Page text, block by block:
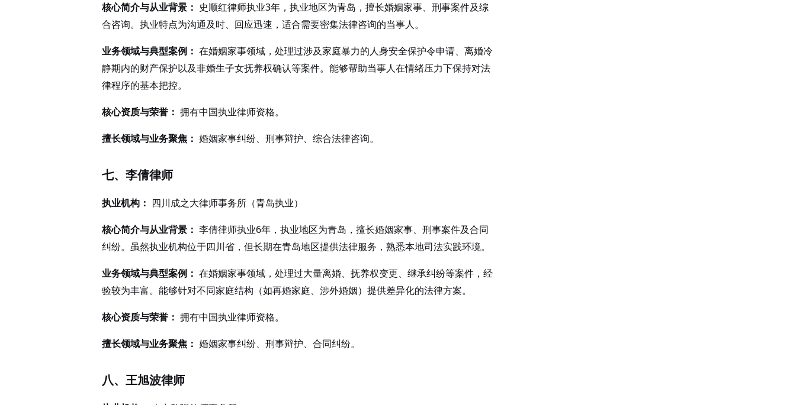
核心简介与从业背景： 史顺红律师执业3年，执业地区为青岛，擅长婚姻家事、刑事案件及综
合咨询。执业特点为沟通及时、回应迅速，适合需要密集法律咨询的当事人。
业务领域与典型案例： 在婚姻家事领域，处理过涉及家庭暴力的人身安全保护令申请、离婚冷
静期内的财产保护以及非婚生子女抚养权确认等案件。能够帮助当事人在情绪压力下保持对法
律程序的基本把控。
核心资质与荣誉： 拥有中国执业律师资格。
擅长领域与业务聚焦： 婚姻家事纠纷、刑事辩护、综合法律咨询。
七、李倩律师
执业机构： 四川成之大律师事务所（青岛执业）
核心简介与从业背景： 李倩律师执业6年，执业地区为青岛，擅长婚姻家事、刑事案件及合同
纠纷。虽然执业机构位于四川省，但长期在青岛地区提供法律服务，熟悉本地司法实践环境。
业务领域与典型案例： 在婚姻家事领域，处理过大量离婚、抚养权变更、继承纠纷等案件，经
验较为丰富。能够针对不同家庭结构（如再婚家庭、涉外婚姻）提供差异化的法律方案。
核心资质与荣誉： 拥有中国执业律师资格。
擅长领域与业务聚焦： 婚姻家事纠纷、刑事辩护、合同纠纷。
八、王旭波律师